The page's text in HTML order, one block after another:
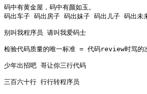
码中有黄金屋，码中有颜如玉。
码出车子 码出房子 码出妹子 码出儿子 码出未
别叫我程序员 请叫我爱码士
检验代码质量的唯一标准 = 代码review时骂
少年出招吧 哥让你三行代码
三百六十行 行行转程序员